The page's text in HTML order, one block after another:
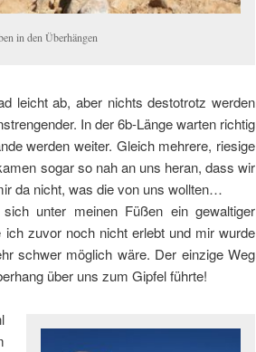
in den Überhängen
leicht ab, aber nichts destotrotz werden
In der 6b-Länge warten richtig
werden weiter. Gleich mehrere, riesige
sogar so nah an uns heran, dass wir
da nicht, was die von uns wollten…
unter meinen Füßen ein gewaltiger
zuvor noch nicht erlebt und mir wurde
schwer möglich wäre. Der einzige Weg
über uns zum Gipfel führte!